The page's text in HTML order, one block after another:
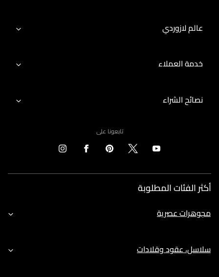
عالم لازوردي
خدمة العملاء
نصائح الشراء
تابعونا على
أكثر الفئات المطلوبة
مجوهرات عصرية
سلاسل، عقود وقلادات